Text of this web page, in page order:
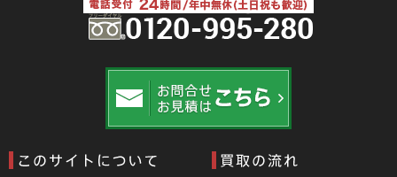
BRAUN（ブラウン）
BUFFALO（バッファロー）
Cam Caddie（カムキャディ）
Carhartt（カーハート）